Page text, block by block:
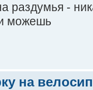
раздумья -
можешь
на